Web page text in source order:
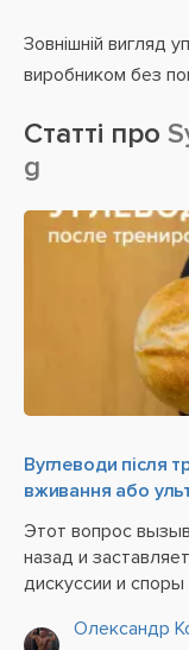
Зовнішній вигляд
виробником без
Статті про
g
Вуглеводи після
вживання або
Этот вопрос
назад и
дискуссии и
Причина довольно
Олександр